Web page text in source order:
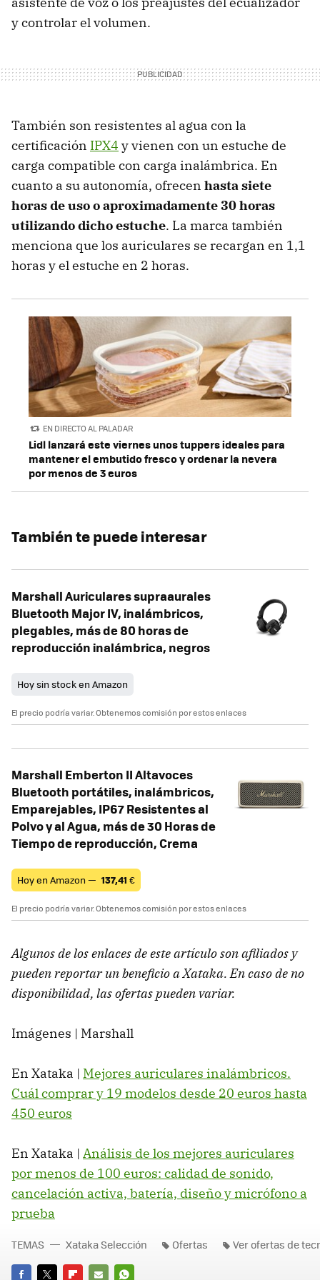
y controlar el volumen.
También son resistentes al agua con la
certificación IPX4 y vienen con un estuche de
carga compatible con carga inalámbrica. En
cuanto a su autonomía, ofrecen hasta siete
horas de uso o aproximadamente 30 horas
utilizando dicho estuche. La marca también
menciona que los auriculares se recargan en 1,1
horas y el estuche en 2 horas.
EN DIRECTO AL PALADAR
Lidl lanzará este viernes unos tuppers ideales para
mantener el embutido fresco y ordenar la nevera
por menos de 3 euros
También te puede interesar
Marshall Auriculares supraaurales
Bluetooth Major IV, inalámbricos,
plegables, más de 80 horas de
reproducción inalámbrica, negros
Hoy sin stock en Amazon
El precio podría variar. Obtenemos comisión por estos enlaces
Marshall Emberton II Altavoces
Bluetooth portátiles, inalámbricos,
Emparejables, IP67 Resistentes al
Polvo y al Agua, más de 30 Horas de
Tiempo de reproducción, Crema
Hoy en Amazon — 137,41 €
El precio podría variar. Obtenemos comisión por estos enlaces
Algunos de los enlaces de este artículo son afiliados y
pueden reportar un beneficio a Xataka. En caso de no
disponibilidad, las ofertas pueden variar.
Imágenes | Marshall
En Xataka | Mejores auriculares inalámbricos.
Cuál comprar y 19 modelos desde 20 euros hasta
450 euros
En Xataka | Análisis de los mejores auriculares
por menos de 100 euros: calidad de sonido,
cancelación activa, batería, diseño y micrófono a
prueba
TEMAS Xataka Selección Ofertas Ver ofertas de